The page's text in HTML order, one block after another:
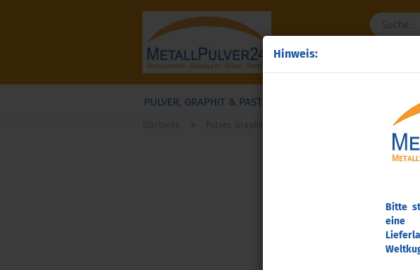
Hinweis:
Bitte
eine
PULVER, GRAPHIT & PASTEN